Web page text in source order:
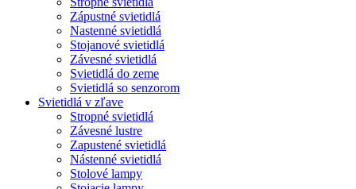
Zápustné svietidlá
Nastenné svietidlá
Stojanové svietidlá
Závesné svietidlá
Svietidlá do zeme
Svietidlá so senzorom
Svietidlá v zľave
Stropné svietidlá
Závesné lustre
Zapustené svietidlá
Nástenné svietidlá
Stolové lampy